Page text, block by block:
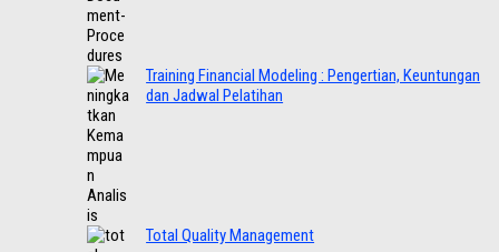
Training Financial Modeling : Pengertian, Keuntungan
dan Jadwal Pelatihan
Total Quality Management